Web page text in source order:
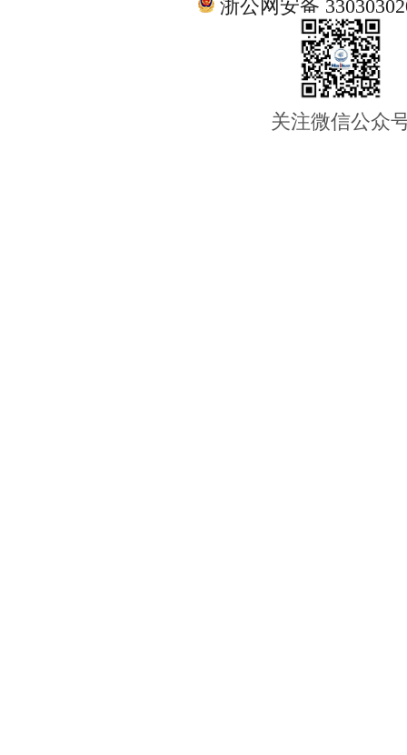
浙公网安备
关注微信公众